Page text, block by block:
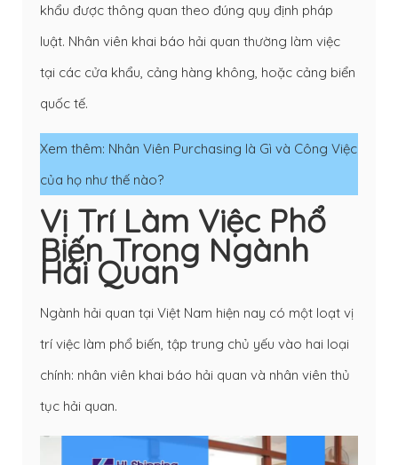
khẩu được thông quan theo đúng quy định pháp
luật. Nhân viên khai báo hải quan thường làm việc
tại các cửa khẩu, cảng hàng không, hoặc cảng biển
quốc tế.
Xem thêm: Nhân Viên Purchasing là Gì và Công Việc
của họ như thế nào?
Vị Trí Làm Việc Phổ
Biến Trong Ngành
Hải Quan
Ngành hải quan tại Việt Nam hiện nay có một loạt vị
trí việc làm phổ biến, tập trung chủ yếu vào hai loại
chính: nhân viên khai báo hải quan và nhân viên thủ
tục hải quan.